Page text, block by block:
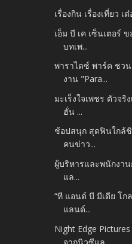
เรื่องกิน เรื่องเที่ยว
เอ็ม บี เค เซ็นเตอร์
บทเพ...
พาราไดซ์ พาร์ค ชว
งาน "Para...
มะเร็งใจเพชร ตัวจริ
ฮั่น ...
ช้อปสนุก สุดฟินใกล้
คนข่าว...
ผู้บริหารและพนักงา
แล...
“ที แอนด์ บี มีเดีย โก
แลนด์...
Night Edge